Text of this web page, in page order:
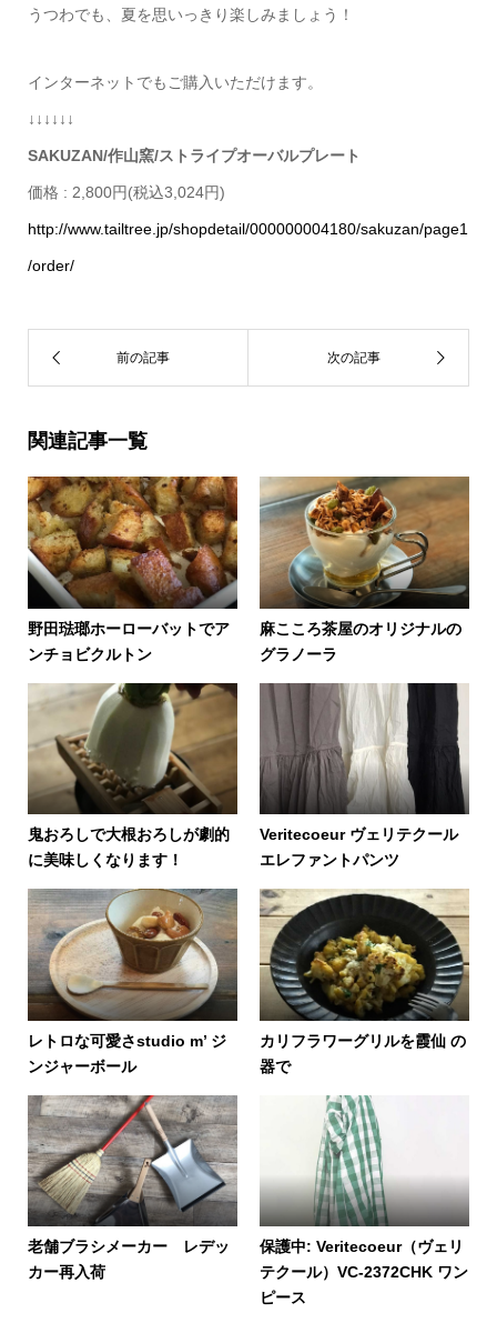
うつわでも、夏を思いっきり楽しみましょう！
インターネットでもご購入いただけます。
↓↓↓↓↓↓
SAKUZAN/作山窯/ストライプオーバルプレート
価格 : 2,800円(税込3,024円)
http://www.tailtree.jp/shopdetail/000000004180/sakuzan/page1
/order/
関連記事一覧
野田琺瑯ホーローバットでア
ンチョビクルトン
麻こころ茶屋のオリジナルの
グラノーラ
鬼おろしで大根おろしが劇的
に美味しくなります！
Veritecoeur ヴェリテクール
エレファントパンツ
レトロな可愛さstudio m’ ジ
ンジャーボール
カリフラワーグリルを霞仙 の
器で
老舗ブラシメーカー レデッ
カー再入荷
保護中: Veritecoeur（ヴェリ
テクール）VC-2372CHK ワン
ピース